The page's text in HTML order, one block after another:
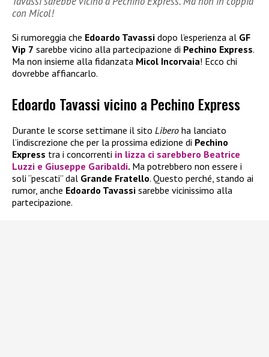
con Micol!
Si rumoreggia che Edoardo Tavassi dopo l’esperienza al GF
Vip 7 sarebbe vicino alla partecipazione di Pechino Express.
Ma non insieme alla fidanzata Micol Incorvaia! Ecco chi
dovrebbe affiancarlo.
Edoardo Tavassi vicino a Pechino Express
Durante le scorse settimane il sito Libero ha lanciato
l’indiscrezione che per la prossima edizione di Pechino
Express tra i concorrenti in lizza ci sarebbero Beatrice
Luzzi e Giuseppe Garibaldi. Ma potrebbero non essere i
soli “pescati” dal Grande Fratello. Questo perché, stando ai
rumor, anche Edoardo Tavassi sarebbe vicinissimo alla
partecipazione.